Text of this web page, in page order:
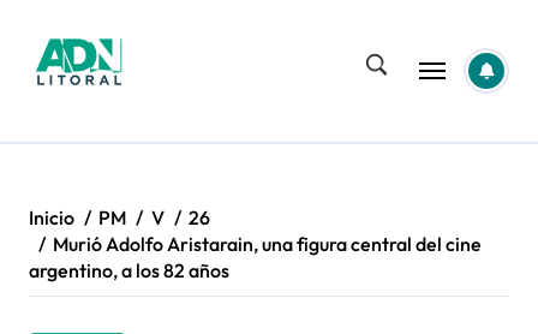
contenido
Inicio PM V
26
Murió Adolfo Aristarain, una figura central del cine
argentino, a los 82 años